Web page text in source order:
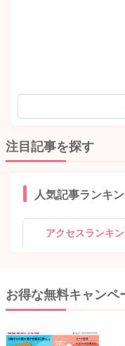
注目記事を探す
人気記事ランキ
アクセスランキ
お得な無料キャンペ